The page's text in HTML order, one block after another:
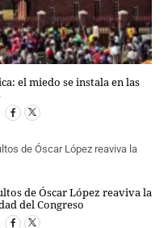
el miedo se instala en las
de Óscar López reaviva la
del Congreso